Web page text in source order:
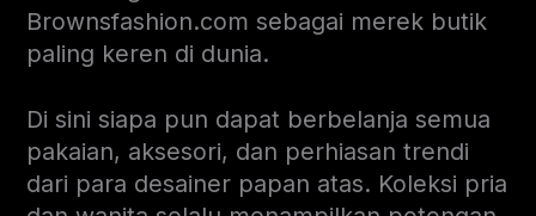
Brownsfashion.com sebagai merek butik
paling keren di dunia.
Di sini siapa pun dapat berbelanja semua
pakaian, aksesori, dan perhiasan trendi
dari para desainer papan atas. Koleksi pria